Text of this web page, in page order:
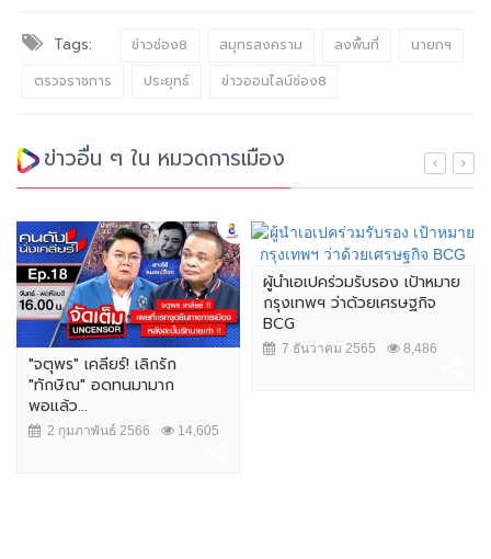
Tags: ข่าวช่อง8 สมุทรสงคราม ลงพื้นที่
นายกฯ
ตรวจราชการ
ประยุทธ์ ข่าวออนไลน์ช่อง8
ข่าวอื่น ๆ ใน หมวดการเมือง
"จตุพร" เคลียร์! เลิกรัก
"ทักษิณ" อดทนมามาก
พอแล้ว...
2 กุมภาพันธ์ 2566 14,605
ผู้นำเอเปคร่วมรับรอง เป้าหมาย
กรุงเทพฯ ว่าด้วยเศรษฐกิจ
BCG
7 ธันวาคม 2565 8,486